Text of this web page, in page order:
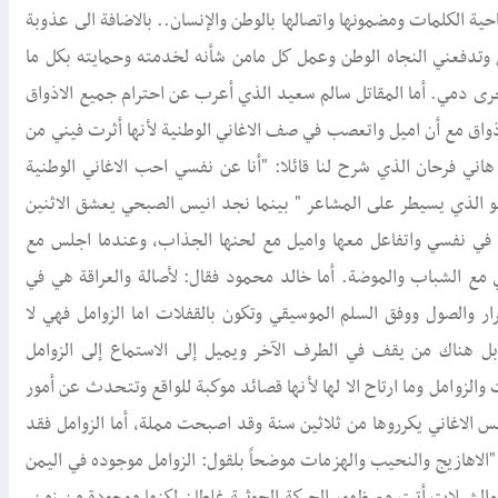
الكلمات ومضمونها واتصالها بالوطن والإنسان.. بالاضافة الى عذوبة
النجاه الوطن وعمل كل مامن شأنه لخدمته وحمايته بكل ما
دمي. أما المقاتل سالم سعيد الذي أعرب عن احترام جميع الاذواق
مع أن اميل واتعصب في صف الاغاني الوطنية لأنها أثرت فيني من
فرحان الذي شرح لنا قائلا: "أنا عن نفسي احب الاغاني الوطنية
يسيطر على المشاعر " بينما نجد انيس الصبحي يعشق الاثنين
في نفسي واتفاعل معها واميل مع لحنها الجذاب، وعندما اجلس مع
الشباب والموضة. أما خالد محمود فقال: لأصالة والعراقة هي في
والصول ووفق السلم الموسيقي وتكون بالقفلات اما الزوامل فهي لا
هناك من يقف في الطرف الآخر ويميل إلى الاستماع إلى الزوامل
وما ارتاح الا لها لأنها قصائد موكبة للواقع وتتحدث عن أمور
الاغاني يكرروها من ثلاثين سنة وقد اصبحت مملة، أما الزوامل فقد
والنحيب والهزمات موضحاً بلقول: الزوامل موجوده في اليمن